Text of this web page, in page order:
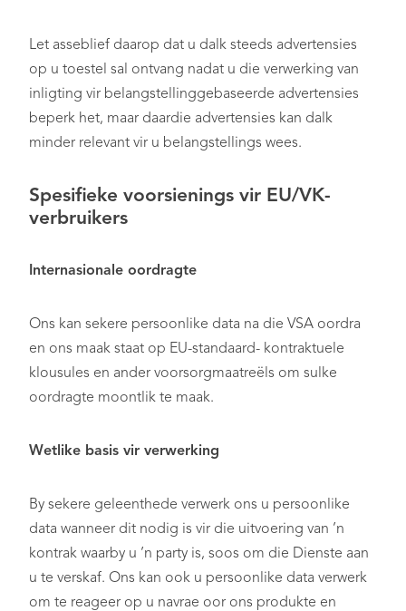
Let asseblief daarop dat u dalk steeds advertensies
op u toestel sal ontvang nadat u die verwerking van
inligting vir belangstellinggebaseerde advertensies
beperk het, maar daardie advertensies kan dalk
minder relevant vir u belangstellings wees.
Spesifieke voorsienings vir EU/VK-
verbruikers
Internasionale oordragte
Ons kan sekere persoonlike data na die VSA oordra
en ons maak staat op EU-standaard- kontraktuele
klousules en ander voorsorgmaatreëls om sulke
oordragte moontlik te maak.
Wetlike basis vir verwerking
By sekere geleenthede verwerk ons u persoonlike
data wanneer dit nodig is vir die uitvoering van ’n
kontrak waarby u ’n party is, soos om die Dienste aan
u te verskaf. Ons kan ook u persoonlike data verwerk
om te reageer op u navrae oor ons produkte en